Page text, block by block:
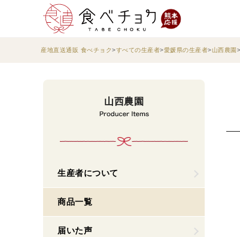
産地直送通販 食べチョク すべての生産者 愛媛県の生産者 山西農園
山西農園
生産者について
商品一覧
届いた声